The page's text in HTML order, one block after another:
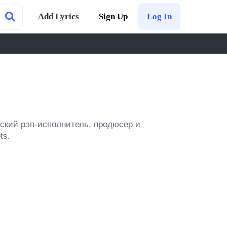
Add Lyrics Sign Up Log In
рэп-исполнитель, продюсер и